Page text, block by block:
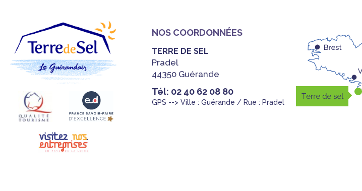
NOS COORDONNÉES
TERRE DE SEL
Pradel
44350 Guérande
Tél: 02 40 62 08 80
GPS --> Ville : Guérande / Rue : Pradel